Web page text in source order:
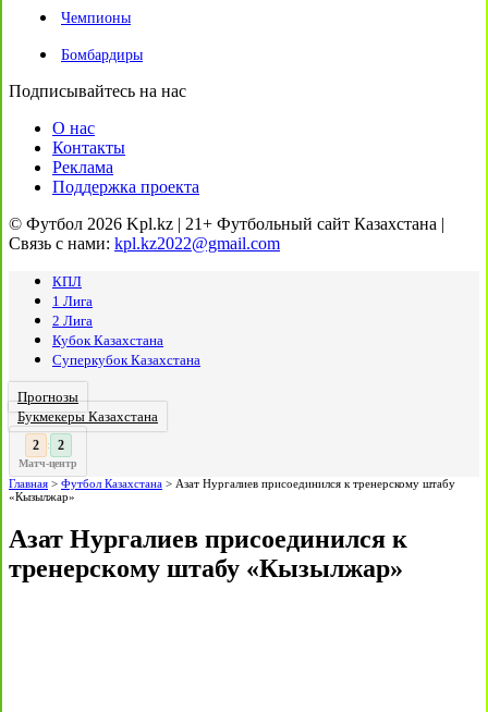
Чемпионы
Бомбардиры
Подписывайтесь на нас
О нас
Контакты
Реклама
Поддержка проекта
© Футбол 2026 Kpl.kz | 21+ Футбольный сайт Казахстана |
Связь с нами: kpl.kz2022@gmail.com
КПЛ
1 Лига
2 Лига
Кубок Казахстана
Суперкубок Казахстана
Прогнозы
Букмекеры Казахстана
3
:
Матч-центр
Главная > Футбол Казахстана > Азат Нургалиев присоединился к тренерскому штабу
«Кызылжар»
Азат Нургалиев присоединился к
тренерскому штабу «Кызылжар»